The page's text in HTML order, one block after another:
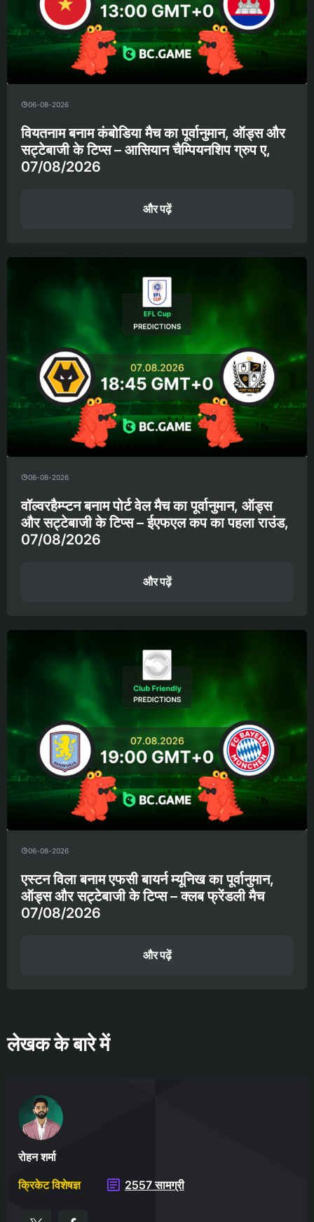
06-08-2026
वियतनाम बनाम कंबोडिया मैच का पूर्वानुमान, ऑड्स और
सट्टेबाजी के टिप्स – आसियान चैम्पियनशिप ग्रुप ए,
07/08/2026
और पढ़ें
06-08-2026
वॉल्वरहैम्प्टन बनाम पोर्ट वेल मैच का पूर्वानुमान, ऑड्स
और सट्टेबाजी के टिप्स – ईएफएल कप का पहला राउंड,
07/08/2026
और पढ़ें
06-08-2026
एस्टन विला बनाम एफसी बायर्न म्यूनिख का पूर्वानुमान,
ऑड्स और सट्टेबाजी के टिप्स – क्लब फ्रेंडली मैच
07/08/2026
और पढ़ें
लेखक के बारे में
रोहन शर्मा
क्रिकेट विशेषज्ञ
2557 सामग्री